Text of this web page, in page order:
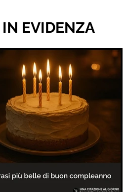
IN EVIDENZA